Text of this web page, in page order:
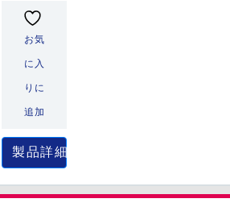
お気
に入
りに
追加
製品詳細